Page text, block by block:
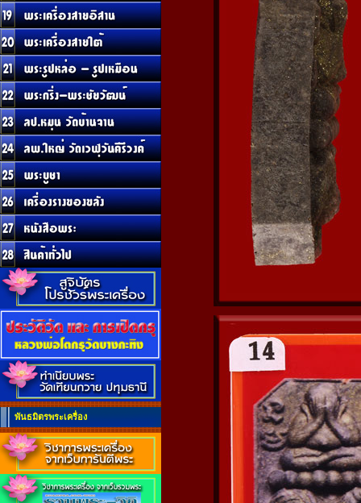
พันธมิตรพระเครื่อง